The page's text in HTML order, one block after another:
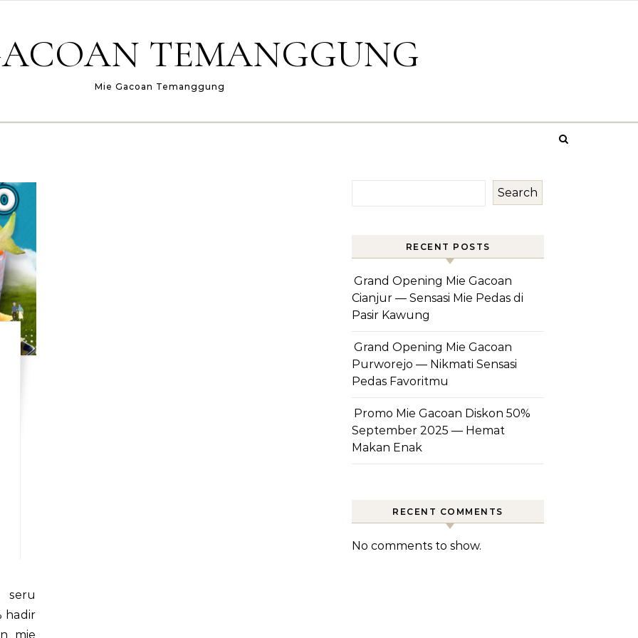
TEMANGGUNG
Mie Gacoan Temanggung
hadir
mie
Search
RECENT POSTS
Grand Opening Mie Gacoan
Cianjur — Sensasi Mie Pedas di
Pasir Kawung
Grand Opening Mie Gacoan
Purworejo — Nikmati Sensasi
Pedas Favoritmu
Promo Mie Gacoan Diskon 50%
September 2025 — Hemat
Makan Enak
RECENT COMMENTS
No comments to show.